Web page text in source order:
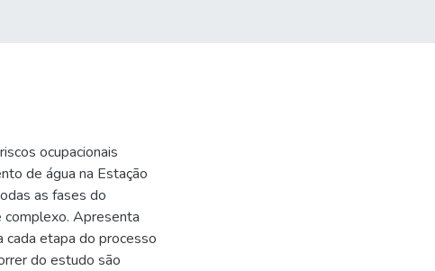
ocupacionais
de água na Estação
as fases do
Apresenta
etapa do processo
do estudo são